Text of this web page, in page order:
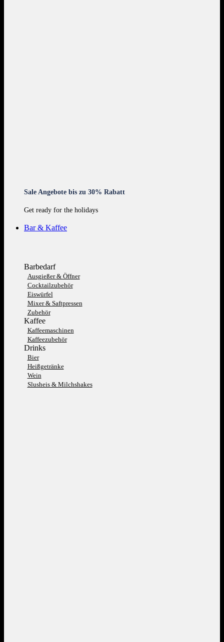
Sale Angebote bis zu 30% Rabatt
Get ready for the holidays
Bar & Kaffee
Barbedarf
Ausgießer & Öffner
Cocktailzubehör
Eiswürfel
Mixer & Saftpressen
Zubehör
Kaffee
Kaffeemaschinen
Kaffeezubehör
Drinks
Bier
Heißgetränke
Wein
Slusheis & Milchshakes